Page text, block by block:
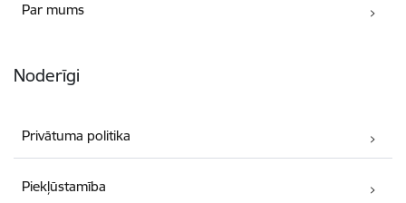
Par mums
Noderīgi
Privātuma politika
Piekļūstamība